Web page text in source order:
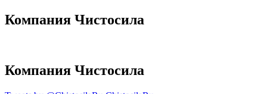
Компания Чистосила
Компания Чистосила